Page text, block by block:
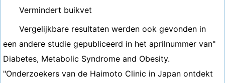
Vermindert buikvet
Vergelijkbare resultaten werden ook gevonden in
een andere studie gepubliceerd in het aprilnummer van"
Diabetes, Metabolic Syndrome and Obesity.
"Onderzoekers van de Haimoto Clinic in Japan ontdekt